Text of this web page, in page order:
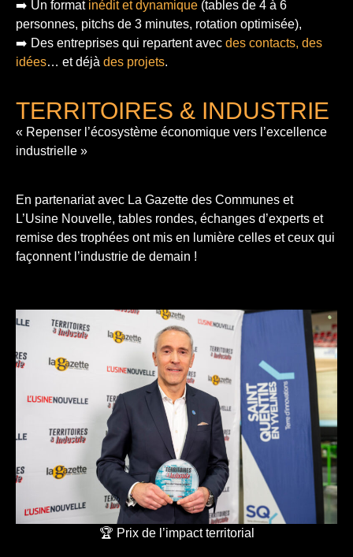
➡️ Un format inédit et dynamique (tables de 4 à 6
personnes, pitchs de 3 minutes, rotation optimisée),
➡️ Des entreprises qui repartent avec des contacts, des
idées… et déjà des projets.
TERRITOIRES & INDUSTRIE
« Repenser l’écosystème économique vers l’excellence
industrielle »
En partenariat avec La Gazette des Communes et
L’Usine Nouvelle, tables rondes, échanges d’experts et
remise des trophées ont mis en lumière celles et ceux qui
façonnent l’industrie de demain !
🏆 Prix de l’impact territorial